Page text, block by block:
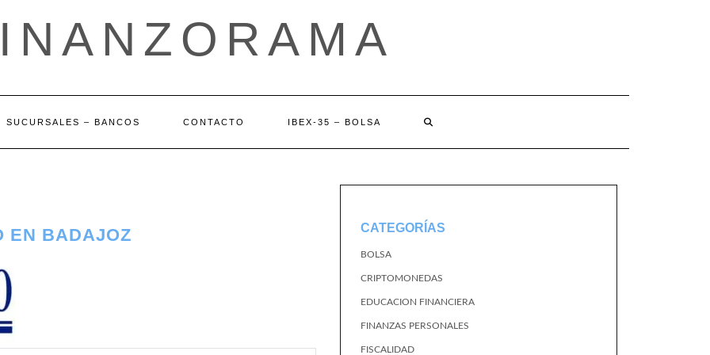
SUCURSALES – BANCOS CONTACTO IBEX-35 – BOLSA
EN BADAJOZ CATEGORÍAS
BOLSA
CRIPTOMONEDAS
EDUCACION FINANCIERA
FINANZAS PERSONALES
FISCALIDAD